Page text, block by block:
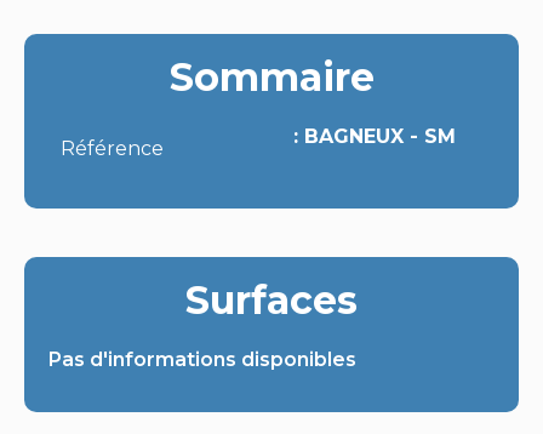
Sommaire
Référence
BAGNEUX - SM
Surfaces
Pas d'informations disponibles